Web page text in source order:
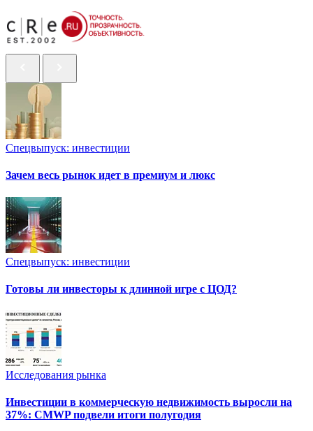
Спецвыпуск: инвестиции
Зачем весь рынок идет в премиум и люкс
Спецвыпуск: инвестиции
Готовы ли инвесторы к длинной игре с ЦОД?
Исследования рынка
Инвестиции в коммерческую недвижимость выросли на
37%: CMWP подвели итоги полугодия